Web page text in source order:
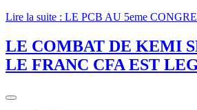
Lire la suite : LE PCB AU 5eme
LE COMBAT DE KEMI
LE FRANC CFA EST